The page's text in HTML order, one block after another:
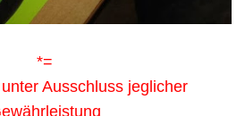
*=
Ausschluss jeglicher